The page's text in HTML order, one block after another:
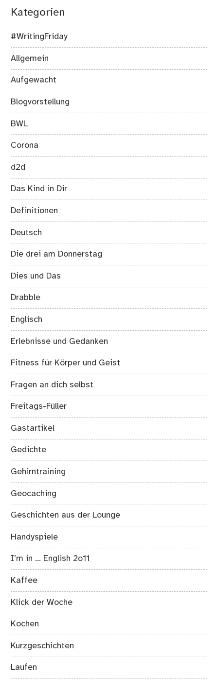
Kategorien
#WritingFriday
Allgemein
Aufgewacht
Blogvorstellung
BWL
Corona
d2d
Das Kind in Dir
Definitionen
Deutsch
Die drei am Donnerstag
Dies und Das
Drabble
Englisch
Erlebnisse und Gedanken
Fitness für Körper und Geist
Fragen an dich selbst
Freitags-Füller
Gastartikel
Gedichte
Gehirntraining
Geocaching
Geschichten aus der Lounge
Handyspiele
I’m in … English 2o11
Kaffee
Klick der Woche
Kochen
Kurzgeschichten
Laufen